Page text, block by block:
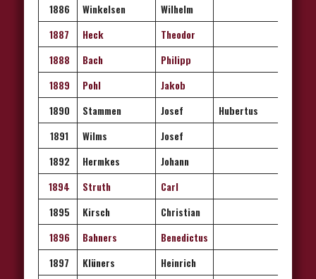
1886
Winkelsen
Wilhelm
1887
Heck
Theodor
1888
Bach
Philipp
1889
Pohl
Jakob
1890
Stammen Josef
Hubertus
1891
Wilms
Josef
1892
Hermkes
Johann
1894
Struth
Carl
1895
Kirsch
Christian
1896
Bahners
Benedictus
1897
Klüners
Heinrich